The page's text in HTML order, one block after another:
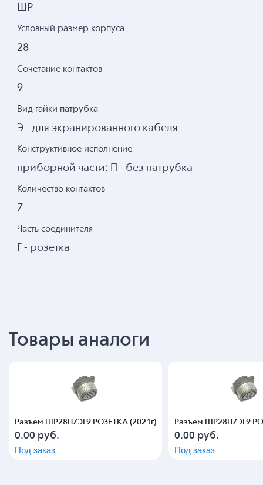
ШР
Условный размер корпуса
28
Сочетание контактов
9
Вид гайки патрубка
Э - для экранированного кабеля
Конструктивное исполнение
приборной части: П - без патрубка
Количество контактов
7
Часть соединителя
Г - розетка
Товары аналоги
Разъем ШР28П7ЭГ9 РОЗЕТКА (2021г)
0.00 руб.
Под заказ
Разъем ШР28П7ЭГ9
0.00 руб.
Под заказ